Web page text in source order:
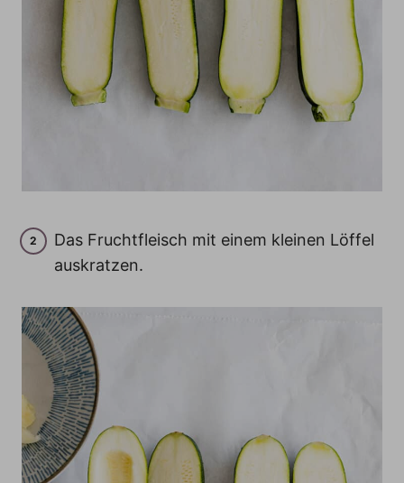
Das Fruchtfleisch mit einem kleinen Löffel
auskratzen.